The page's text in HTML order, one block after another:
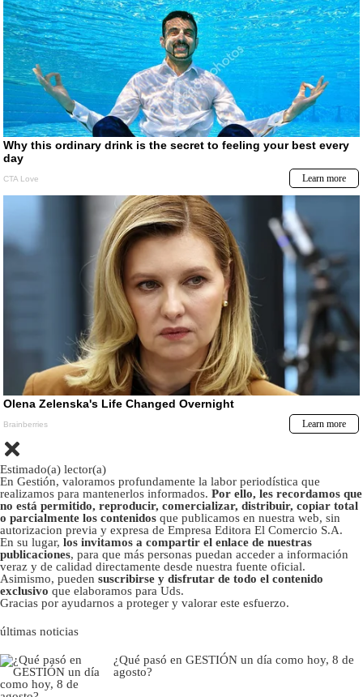
Estimado(a) lector(a)
En Gestión, valoramos profundamente la labor periodística que
realizamos para mantenerlos informados. Por ello, les recordamos que
no está permitido, reproducir, comercializar, distribuir, copiar total
o parcialmente los contenidos que publicamos en nuestra web, sin
autorizacion previa y expresa de Empresa Editora El Comercio S.A.
En su lugar, los invitamos a compartir el enlace de nuestras
publicaciones, para que más personas puedan acceder a información
veraz y de calidad directamente desde nuestra fuente oficial.
Asimismo, pueden suscribirse y disfrutar de todo el contenido
exclusivo que elaboramos para Uds.
Gracias por ayudarnos a proteger y valorar este esfuerzo.
últimas noticias
¿Qué pasó en GESTIÓN un día como hoy, 8 de
agosto?